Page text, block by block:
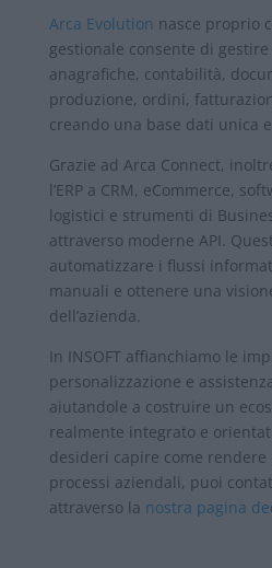
Arca Evolution nasce proprio
gestionale consente di
anagrafiche, contabilità,
produzione, ordini,
creando una base dati unica
Grazie ad Arca Connect,
l’ERP a CRM, eCommerce,
logistici e strumenti di
attraverso moderne API.
automatizzare i flussi
manuali e ottenere una
dell’azienda.
In INSOFT affianchiamo le
personalizzazione e
aiutandole a costruire un
realmente integrato e
desideri capire come
processi aziendali, puoi
attraverso la nostra pagina